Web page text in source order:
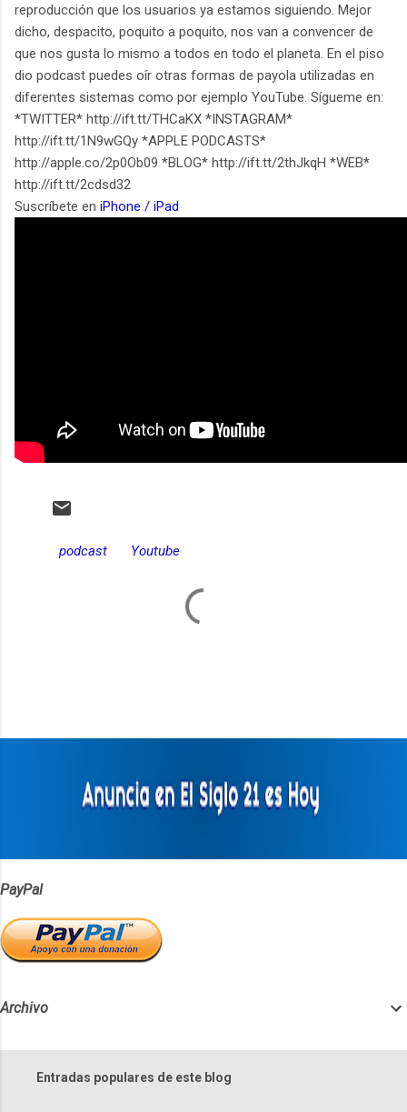
reproducción que los usuarios ya estamos siguiendo. Mejor
dicho, despacito, poquito a poquito, nos van a convencer de
que nos gusta lo mismo a todos en todo el planeta. En el piso
dio podcast puedes oír otras formas de payola utilizadas en
diferentes sistemas como por ejemplo YouTube. Sígueme en:
*TWITTER* http://ift.tt/THCaKX *INSTAGRAM*
http://ift.tt/1N9wGQy *APPLE PODCASTS*
http://apple.co/2p0Ob09 *BLOG* http://ift.tt/2thJkqH *WEB*
http://ift.tt/2cdsd32
Suscríbete en iPhone / iPad
podcast Youtube
PayPal
Archivo
Entradas populares de este blog